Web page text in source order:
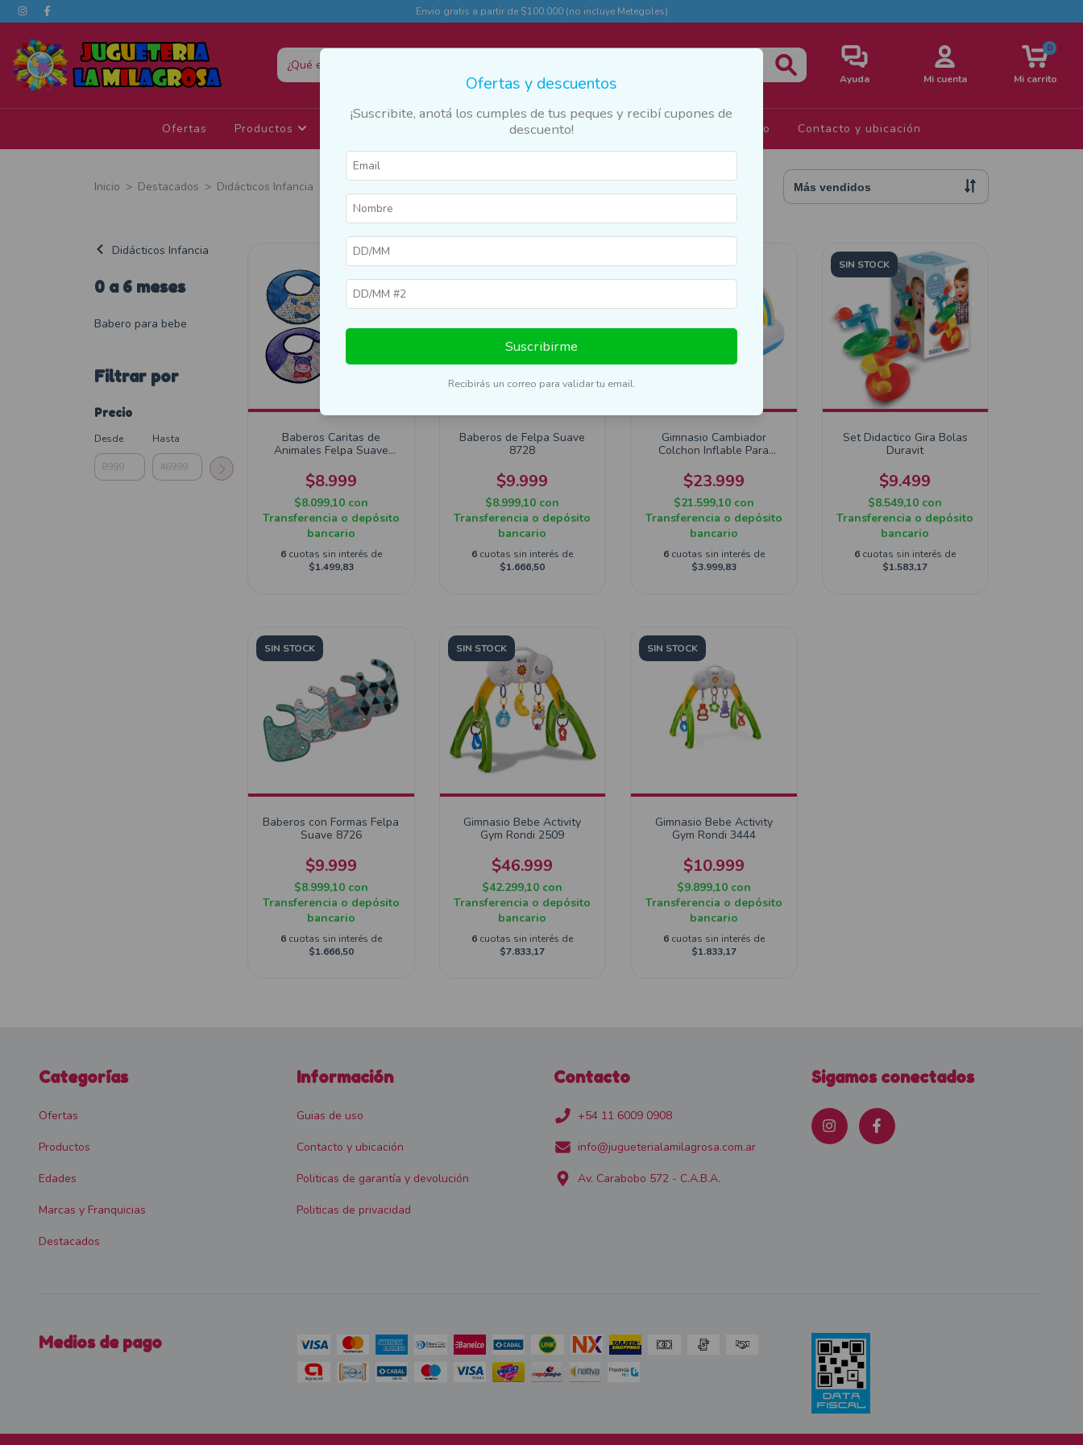
Envio gratis a partir de $100.000 (no incluye Metegoles)
Ayuda Mi cuenta Mi carrito
0
Ofertas Productos Marcas y franquicias Guias de Uso Contacto y ubicación
Inicio > Destacados > Didácticos Infancia
Didácticos Infancia
0 a 6 meses
Babero para bebe
Filtrar por
Precio
Desde Hasta
Baberos Caritas de
Animales Felpa Suave
$8.999
$8.099,10 con
Transferencia o depósito
bancario
6 cuotas sin interés de
$1.499,83
Baberos de Felpa Suave
8728
$9.999
$8.999,10 con
Transferencia o depósito
bancario
6 cuotas sin interés de
$1.666,50
Gimnasio Cambiador
Colchon Inflable Para
$23.999
$21.599,10 con
Transferencia o depósito
bancario
6 cuotas sin interés de
$3.999,83
SIN STOCK
Set Didactico Gira Bolas
Duravit
$9.499
$8.549,10 con
Transferencia o depósito
bancario
6 cuotas sin interés de
$1.583,17
SIN STOCK
Baberos con Formas Felpa
Suave 8726
$9.999
$8.999,10 con
Transferencia o depósito
bancario
6 cuotas sin interés de
$1.666,50
SIN STOCK
Gimnasio Bebe Activity
Gym Rondi 2509
$46.999
$42.299,10 con
Transferencia o depósito
bancario
6 cuotas sin interés de
$7.833,17
SIN STOCK
Gimnasio Bebe Activity
Gym Rondi 3444
$10.999
$9.899,10 con
Transferencia o depósito
bancario
6 cuotas sin interés de
$1.833,17
Categorías
Ofertas
Productos
Edades
Marcas y Franquicias
Destacados
Información
Guias de uso
Contacto y ubicación
Politicas de garantía y devolución
Politicas de privacidad
Contacto
+54 11 6009 0908
info@jugueterialamilagrosa.com.ar
Av. Carabobo 572 - C.A.B.A.
Sigamos conectados
Medios de pago
Ofertas y descuentos
¡Suscribite, anotá los cumples de tus peques y recibí cupones de
descuento!
Suscribirme
Recibirás un correo para validar tu email.